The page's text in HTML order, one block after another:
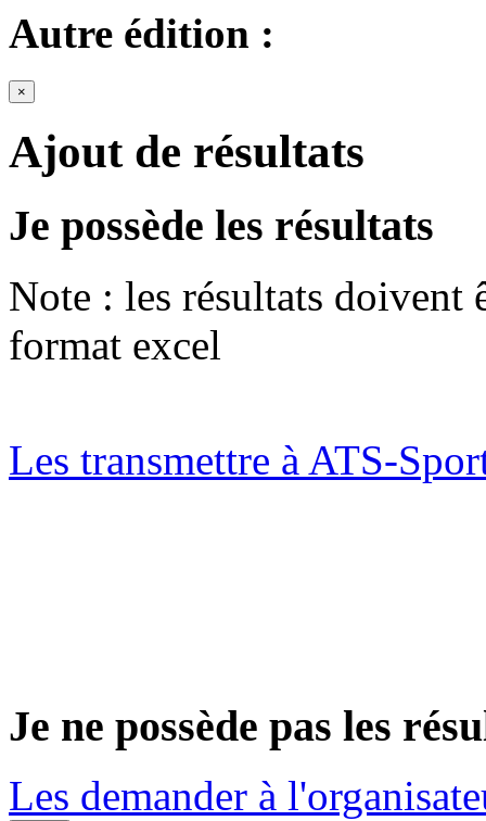
Autre édition :
×
Ajout de résultats
Je possède les résultats
Note : les résultats doivent
format excel
Les transmettre à ATS-
Je ne possède pas les
Les demander à